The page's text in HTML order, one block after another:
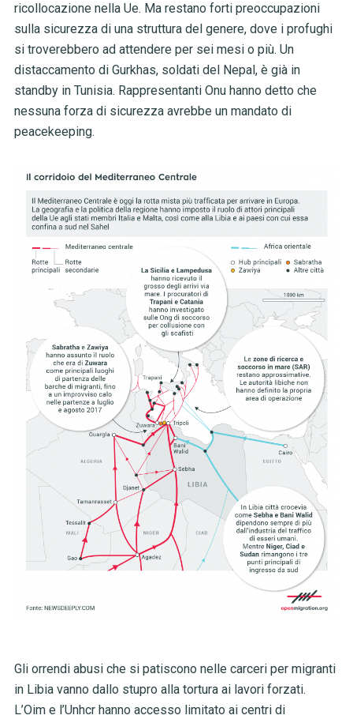
ricollocazione nella Ue. Ma restano forti preoccupazioni
sulla sicurezza di una struttura del genere, dove i profughi
si troverebbero ad attendere per sei mesi o più. Un
distaccamento di Gurkhas, soldati del Nepal, è già in
standby in Tunisia. Rappresentanti Onu hanno detto che
nessuna forza di sicurezza avrebbe un mandato di
peacekeeping.
Gli orrendi abusi che si patiscono nelle carceri per migranti
in Libia vanno dallo stupro alla tortura ai lavori forzati.
L’Oim e l’Unhcr hanno accesso limitato ai centri di